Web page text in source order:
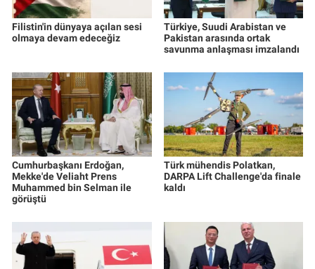
Filistin'in dünyaya açılan sesi
olmaya devam edeceğiz
Türkiye, Suudi Arabistan ve
Pakistan arasında ortak
savunma anlaşması imzalandı
Cumhurbaşkanı Erdoğan,
Mekke'de Veliaht Prens
Muhammed bin Selman ile
görüştü
Türk mühendis Polatkan,
DARPA Lift Challenge'da finale
kaldı